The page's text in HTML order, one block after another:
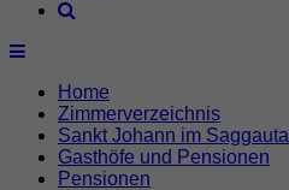
Home
Zimmerverzeichnis
Sankt Johann im Saggautal
Gasthöfe und Pensionen
Pensionen